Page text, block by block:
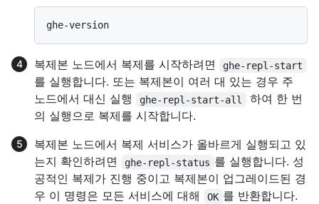
복제본 노드에서 복제를 시작하려면 ghe-repl-start
를 실행합니다. 또는 복제본이 여러 대 있는 경우 주
노드에서 대신 실행
ghe-repl-start-all
하여 한 번
의 실행으로 복제를 시작합니다.
복제본 노드에서 복제 서비스가 올바르게 실행되고 있
는지 확인하려면
ghe-repl-status 를 실행합니다. 성
공적인 복제가 진행 중이고 복제본이 업그레이드된 경
우 이 명령은 모든 서비스에 대해
OK 를 반환합니다.